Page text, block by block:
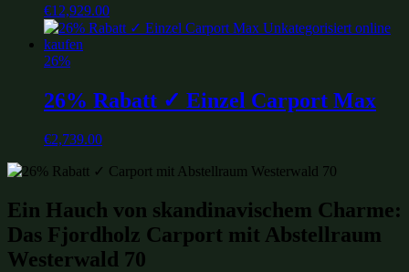
€12,929.00
26%
26% Rabatt ✓ Einzel Carport Max
€2,739.00
Ein Hauch von skandinavischem Charme:
Das Fjordholz Carport mit Abstellraum
Westerwald 70